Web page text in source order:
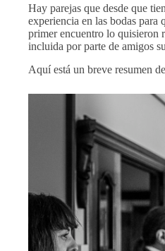
Hay parejas que desde que
experiencia en las bodas
primer encuentro lo quisieron
incluida por parte de amigos
Aquí está un breve resumen